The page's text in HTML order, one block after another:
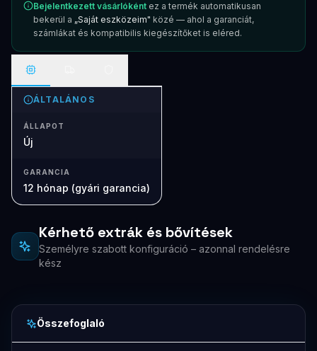
Bejelentkezett vásárlóként ez a termék automatikusan
bekerül a „Saját eszközeim" közé — ahol a garanciát,
számlákat és kompatibilis kiegészítőket is eléred.
ÁLTALÁNOS
ÁLLAPOT
Új
GARANCIA
12 hónap (gyári garancia)
Kérhető extrák és bővítések
Személyre szabott konfiguráció – azonnal rendelésre
kész
Összefoglaló